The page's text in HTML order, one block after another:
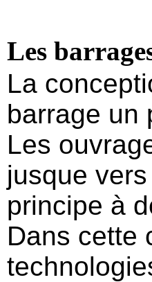
Les
La
barrage un
Les
jusque
principe à
Dans cette